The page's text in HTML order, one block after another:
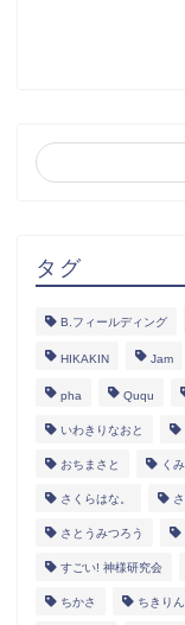
タグ
B.フィールディング
HIKAKIN Jam
pha Ququ
いわきりなおと
おちまさと くみ
さくらはな。
さとうみつろう
すごい! 神様研究会
ちかさ ちきりん